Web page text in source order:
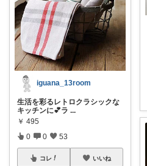
iguana_13room
生活を彩るレトロクラシックな
キッチンに💕ラ ...
￥ 495
0 0 53
コレ いいね